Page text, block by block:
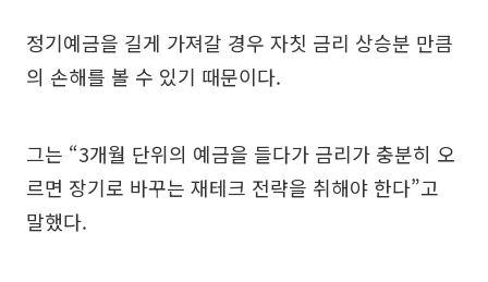
정기예금을 길게 가져갈 경우 자칫 금리 상승분 만큼
의 손해를 볼 수 있기 때문이다.
그는 “3개월 단위의 예금을 들다가 금리가 충분히 오
르면 장기로 바꾸는 재테크 전략을 취해야 한다”고
말했다.